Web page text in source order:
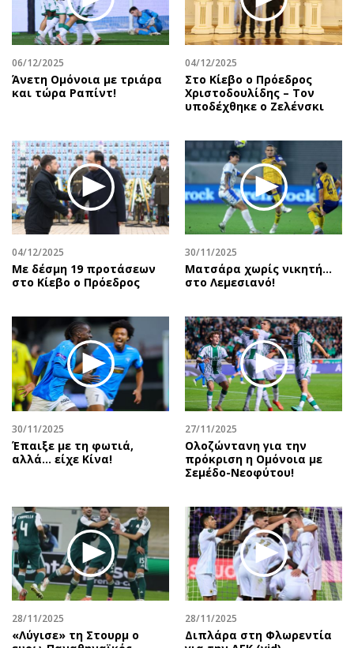
06/12/2025
Άνετη Ομόνοια με τριάρα
και τώρα Ραπίντ!
04/12/2025
Στο Κίεβο ο Πρόεδρος
Χριστοδουλίδης – Τον
υποδέχθηκε ο Ζελένσκι
04/12/2025
Με δέσμη 19 προτάσεων
στο Κίεβο ο Πρόεδρος
30/11/2025
Ματσάρα χωρίς νικητή…
στο Λεμεσιανό!
30/11/2025
Έπαιξε με τη φωτιά,
αλλά… είχε Κίνα!
27/11/2025
Ολοζώντανη για την
πρόκριση η Ομόνοια με
Σεμέδο-Νεοφύτου!
28/11/2025
«Λύγισε» τη Στουρμ ο
28/11/2025
Διπλάρα στη Φλωρεντία